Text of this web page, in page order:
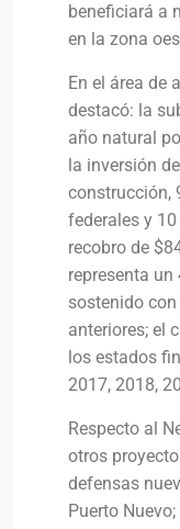
beneficiará a
en la zona
En el área de
destacó: la
año natural
la inversión
construcción,
federales y
recobro de
representa
sostenido
anteriores; el
los estados
2017, 2018,
Respecto al
otros
defensas
Puerto